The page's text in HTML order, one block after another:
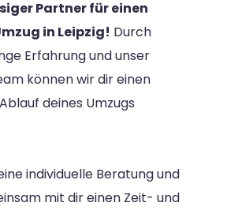
Partner für einen
in Leipzig! Durch
Erfahrung und unser
können wir dir einen
deines Umzugs
individuelle Beratung und
mit dir einen Zeit- und